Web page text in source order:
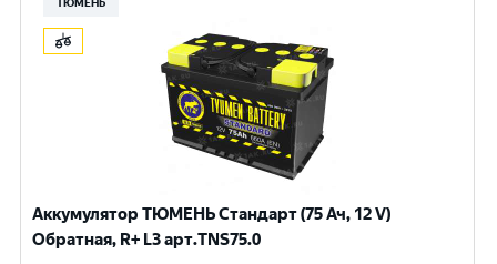
Аккумулятор ТЮМЕНЬ Стандарт (75 Ач, 12 V)
Обратная, R+ L3 арт.TNS75.0